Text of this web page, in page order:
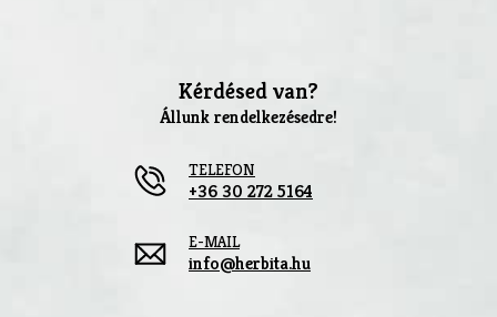
Kérdésed van?
Állunk rendelkezésedre!
TELEFON
+36 30 272 5164
E-MAIL
info@herbita.hu